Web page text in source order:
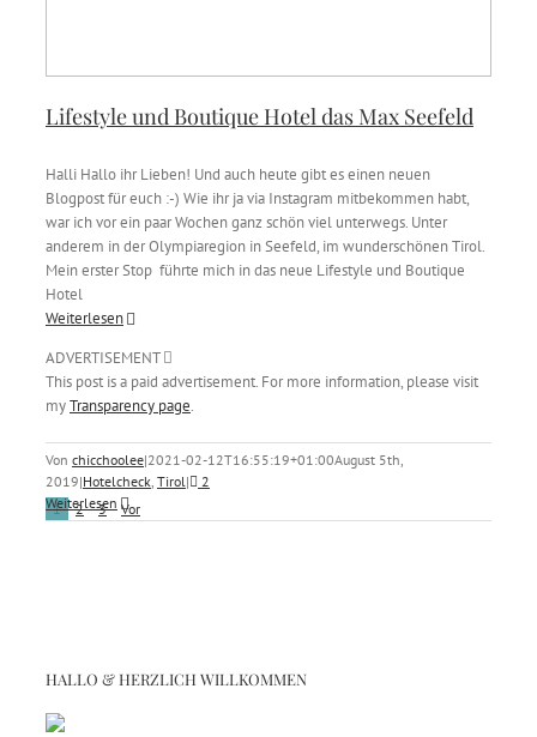
Lifestyle und Boutique Hotel das Max Seefeld
Halli Hallo ihr Lieben! Und auch heute gibt es einen neuen
Blogpost für euch :-) Wie ihr ja via Instagram mitbekommen habt,
war ich vor ein paar Wochen ganz schön viel unterwegs. Unter
anderem in der Olympiaregion in Seefeld, im wunderschönen Tirol.
Mein erster Stop führte mich in das neue Lifestyle und Boutique
Hotel
Weiterlesen
ADVERTISEMENT
This post is a paid advertisement. For more information, please visit
myTransparency page.
Von chicchoolee|2021-02-12T16:55:19+01:00August 5th,
2019|Hotelcheck, Tirol|
2
Weiterlesen
1 2 3 Vor
HALLO & HERZLICH WILLKOMMEN